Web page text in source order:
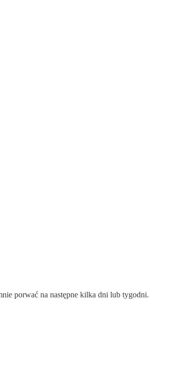
porwać na następne kilka dni lub tygodni.